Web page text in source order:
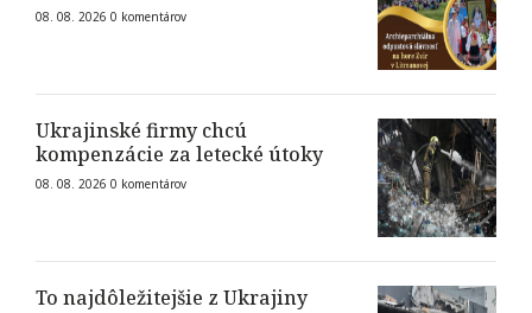
08. 08. 2026 0 komentárov
Ukrajinské firmy chcú
kompenzácie za letecké útoky
08. 08. 2026 0 komentárov
To najdôležitejšie z Ukrajiny